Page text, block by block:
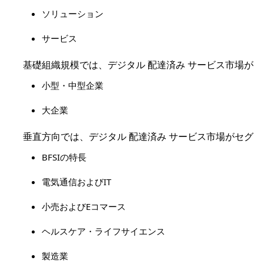
ソリューション
サービス
基礎組織規模では、デジタル 配達済み サービス市場が
小型・中型企業
大企業
垂直方向では、デジタル 配達済み サービス市場がセグ
BFSIの特長
電気通信およびIT
小売およびEコマース
ヘルスケア・ライフサイエンス
製造業